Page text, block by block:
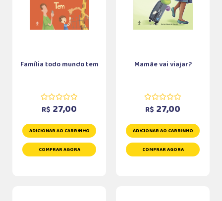
Família todo mundo tem
R$ 27,00
ADICIONAR AO CARRINHO
COMPRAR AGORA
Mamãe vai viajar?
R$ 27,00
ADICIONAR AO CARRINHO
COMPRAR AGORA